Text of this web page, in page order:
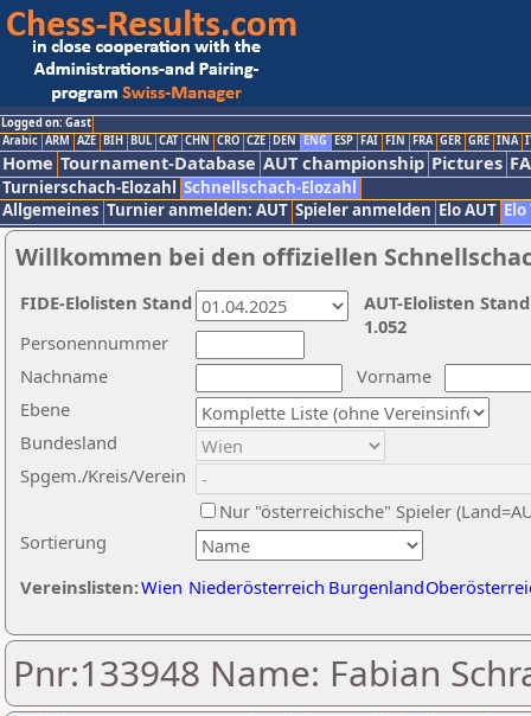
Logged on: Gast
Arabic ARM AZE BIH BUL CAT CHN CRO CZE DEN ENG ESP FAI FIN FRA GER GRE INA
Home Tournament-Database AUT championship Pictures
Turnierschach-Elozahl Schnellschach-Elozahl
Allgemeines Turnier anmelden: AUT Spieler anmelden Elo AUT
Willkommen bei den offiziellen
Nachname
Vorname
Ebene
Sortierung
Personennummer
Bundesland
Spgem./Kreis/Verein
Nur "österreichische" Spieler
Vereinslisten:Wien Niederösterreich Burgenland
AUT-Elolisten
1.052
FIDE-Elolisten Stand
Pnr:133948 Name: Fabian